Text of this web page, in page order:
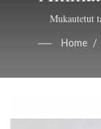
Mukautetut
Home /